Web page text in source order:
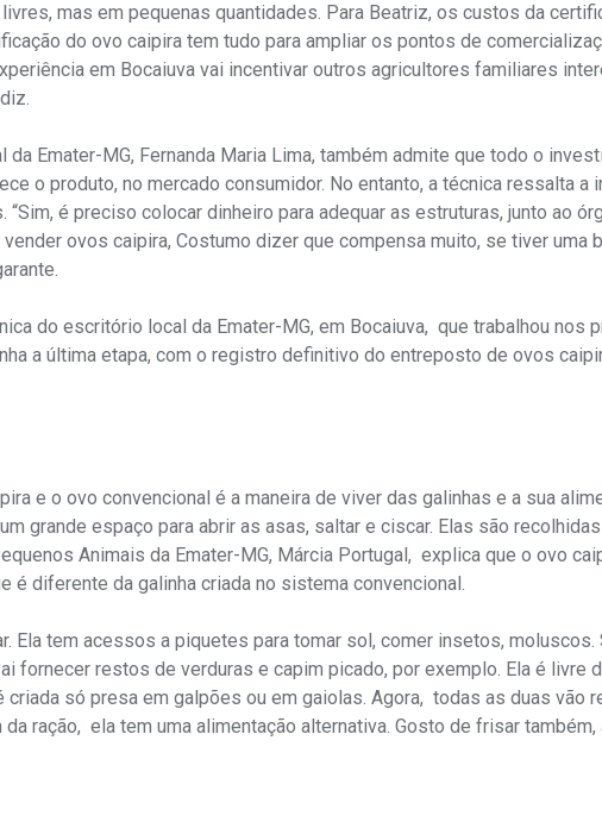
mas em pequenas quantidades. Para Beatriz, os custos da
do ovo caipira tem tudo para ampliar os pontos de
em Bocaiuva vai incentivar outros agricultores familiares
Emater-MG, Fernanda Maria Lima, também admite que todo o
o produto, no mercado consumidor. No entanto, a técnica ressalta a
é preciso colocar dinheiro para adequar as estruturas, junto ao
ovos caipira, Costumo dizer que compensa muito, se tiver uma
do escritório local da Emater-MG, em Bocaiuva, que trabalhou nos
a última etapa, com o registro definitivo do entreposto de ovos
e o ovo convencional é a maneira de viver das galinhas e a sua
grande espaço para abrir as asas, saltar e ciscar. Elas são
Animais da Emater-MG, Márcia Portugal, explica que o ovo
é diferente da galinha criada no sistema convencional.
Ela tem acessos a piquetes para tomar sol, comer insetos,
fornecer restos de verduras e capim picado, por exemplo. Ela é livre
criada só presa em galpões ou em gaiolas. Agora, todas as duas vão
ração, ela tem uma alimentação alternativa. Gosto de frisar